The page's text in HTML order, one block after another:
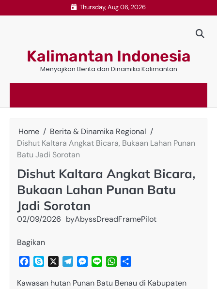
to
Thursday, Aug 06, 2026
Kalimantan Indonesia
Menyajikan Berita dan Dinamika Kalimantan
Home
Berita & Dinamika Regional
Dishut Kaltara Angkat Bicara, Bukaan Lahan Punan
Batu Jadi Sorotan
Dishut Kaltara Angkat Bicara,
Bukaan Lahan Punan Batu
Jadi Sorotan
02/09/2026 byAbyssDreadFramePilot
Bagikan
Facebook
Skype TelegramMessenger
Line WhatsApp
Kawasan hutan Punan Batu Benau di Kabupaten